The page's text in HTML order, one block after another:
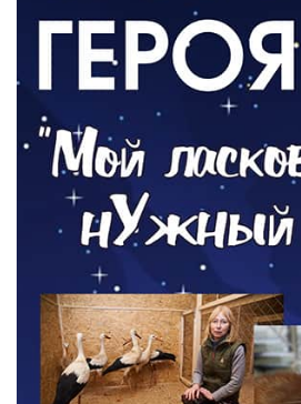
Контракт с новой выплатой
05.08.2026